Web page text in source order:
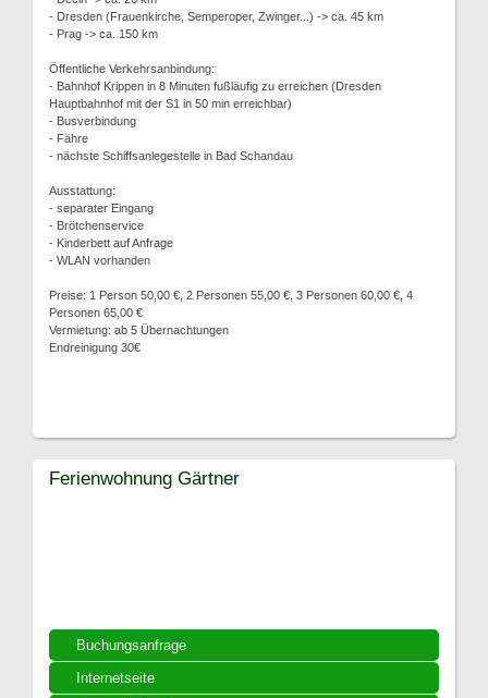
- Dresden (Frauenkirche, Semperoper, Zwinger...) -> ca. 45 km
- Prag -> ca. 150 km
Öffentliche Verkehrsanbindung:
- Bahnhof Krippen in 8 Minuten fußläufig zu erreichen (Dresden
Hauptbahnhof mit der S1 in 50 min erreichbar)
- Busverbindung
- Fähre
- nächste Schiffsanlegestelle in Bad Schandau
Ausstattung:
- separater Eingang
- Brötchenservice
- Kinderbett auf Anfrage
- WLAN vorhanden
Preise: 1 Person 50,00 €, 2 Personen 55,00 €, 3 Personen 60,00 €, 4
Personen 65,00 €
Vermietung: ab 5 Übernachtungen
Endreinigung 30€
Buchungsanfrage
Internetseite
Ferienwohnung Gärtner